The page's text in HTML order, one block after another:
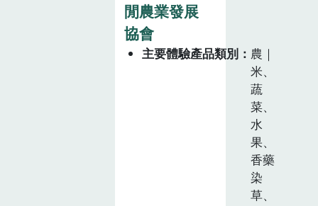
閒農業發展
協會
主要體驗產品類別
農｜
米、
蔬
菜、
水
果、
香藥
染
草、